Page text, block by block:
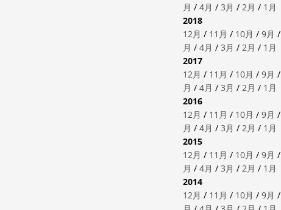
月 / 4月 / 3月 / 2月 / 1月
2018
12月 / 11月 / 10月 / 9月 /
月 / 4月 / 3月 / 2月 / 1月
2017
12月 / 11月 / 10月 / 9月 /
月 / 4月 / 3月 / 2月 / 1月
2016
12月 / 11月 / 10月 / 9月 /
月 / 4月 / 3月 / 2月 / 1月
2015
12月 / 11月 / 10月 / 9月 /
月 / 4月 / 3月 / 2月 / 1月
2014
12月 / 11月 / 10月 / 9月 /